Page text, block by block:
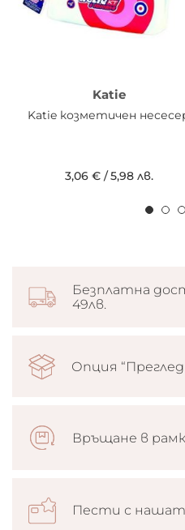
Katie
Katie козметичен
3,06 €/5,98 лв.
Безплатна
49лв.
Опция
Връщане в
Пести с